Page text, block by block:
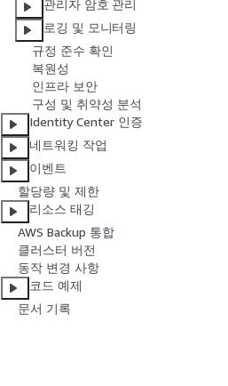
관리자 암호 관리
로깅 및 모니터링
규정 준수 확인
복원성
인프라 보안
구성 및 취약성 분석
Identity Center 인증
네트워킹 작업
이벤트
할당량 및 제한
리소스 태깅
AWS Backup 통합
클러스터 버전
동작 변경 사항
코드 예제
문서 기록